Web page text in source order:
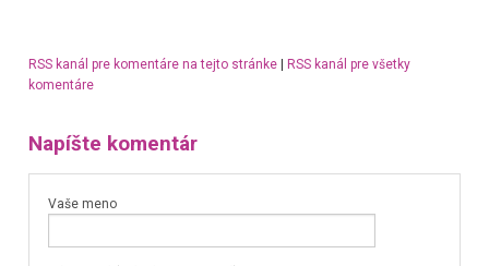
RSS kanál pre komentáre na tejto stránke| RSS kanál pre všetky
komentáre
Napíšte komentár
Vaše meno